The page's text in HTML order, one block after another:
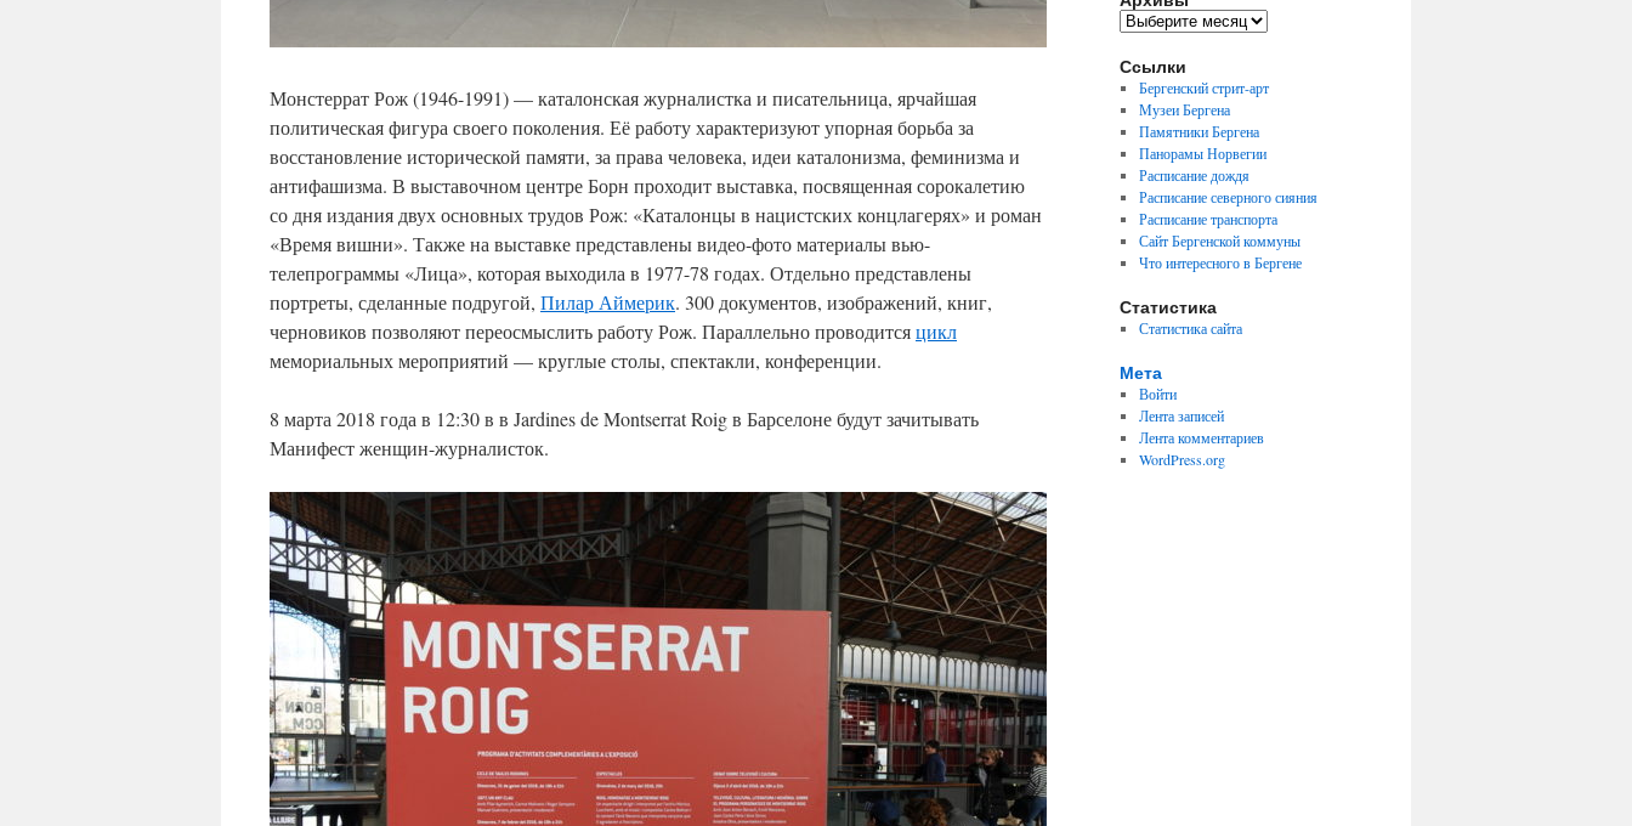
Монстеррат Рож (1946-1991) — каталонская журналистка и писательница, ярчайшая
политическая фигура своего поколения. Её работу характеризуют упорная борьба за
восстановление исторической памяти, за права человека, идеи каталонизма, феминизма и
антифашизма. В выставочном центре Борн проходит выставка, посвященная сорокалетию
со дня издания двух основных трудов Рож: «Каталонцы в нацистских концлагерях» и роман
«Время вишни». Также на выставке представлены видео-фото материалы вью-
телепрограммы «Лица», которая выходила в 1977-78 годах. Отдельно представлены
портреты, сделанные подругой, Пилар Аймерик. 300 документов, изображений, книг,
черновиков позволяют переосмыслить работу Рож. Параллельно проводитсяцикл
мемориальных мероприятий — круглые столы, спектакли, конференции.
8 марта 2018 года в 12:30 в в Jardines de Montserrat Roig в Барселоне будут зачитывать
Манифест женщин-журналисток.
Архивы
Ссылки
Бергенский стрит-арт
Музеи Бергена
Памятники Бергена
Панорамы Норвегии
Расписание дождя
Расписание северного сияния
Расписание транспорта
Сайт Бергенской коммуны
Что интересного в Бергене
Статистика
Статистика сайта
Мета
Войти
Лента записей
Лента комментариев
WordPress.org